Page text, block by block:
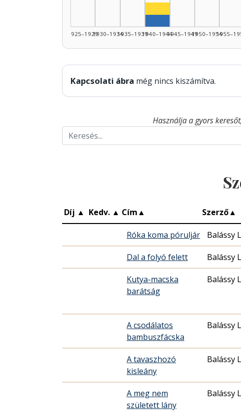
1925–19291930–19341935–1939
Szerző, 1940–1944: 1
Színész, 1940–1944: 1
1940–19441945–19491950–1954
Kapcsolati ábra még nincs kiszámítva.
Használja a gyors
Díj ▲ Kedv. ▲ Cím▲ Szerző▲
Róka koma póruljár Balássy
Dal a folyó felett Balássy
Kutya-macska
barátság
Balássy
A csodálatos
bambuszfácska
Balássy
A tavaszhozó
kisleány
Balássy
A meg nem
született lány
Balássy